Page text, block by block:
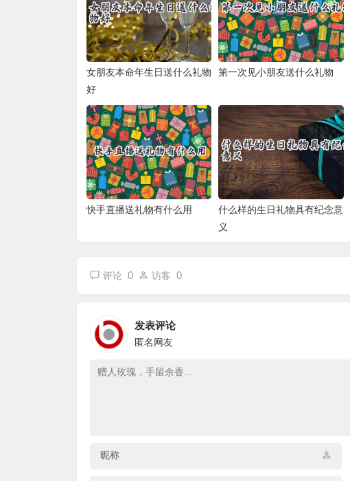
女朋友本命年生日送什么礼物
好
第一次见小朋友送什么礼物
快手直播送礼物有什么用
什么样的生日礼物具有纪念意
义
评论 0 访客 0
发表评论
匿名网友
昵称